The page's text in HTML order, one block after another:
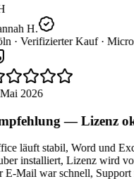
H.
· Verifizierter Kauf ·
2026
— Lizenz ok
läuft stabil, Word und
installiert, Lizenz wird
E-Mail war schnell, Support